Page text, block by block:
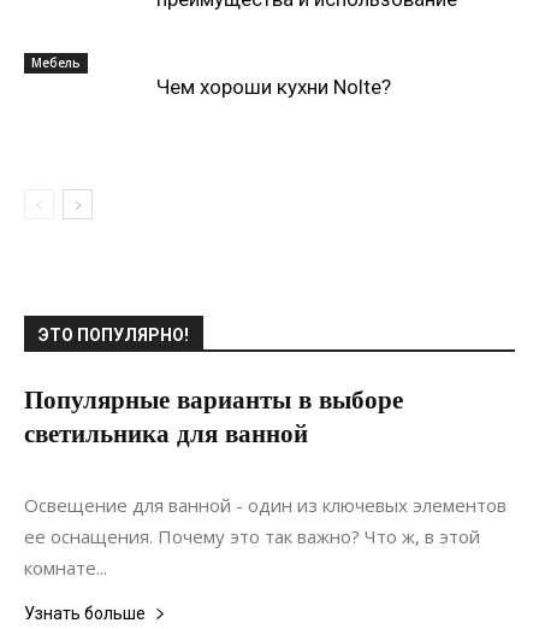
Мебель
Чем хороши кухни Nolte?
ЭТО ПОПУЛЯРНО!
Популярные варианты в выборе
светильника для ванной
13.10.2020
Освещение для ванной - один из ключевых элементов
ее оснащения. Почему это так важно? Что ж, в этой
комнате...
Узнать больше